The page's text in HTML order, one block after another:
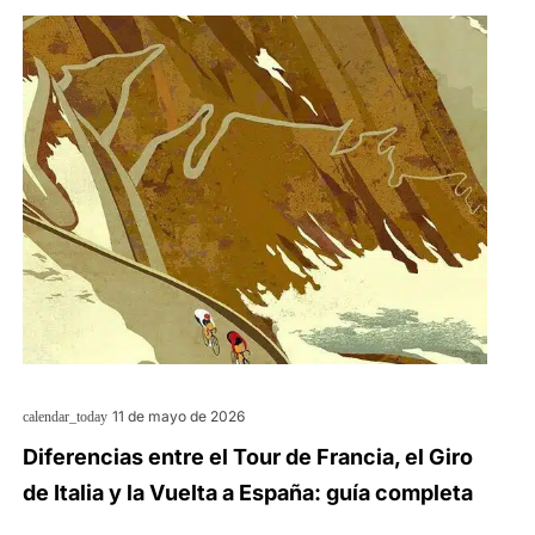
calendar_today 11 de mayo de 2026
Diferencias entre el Tour de Francia, el Giro
de Italia y la Vuelta a España: guía completa